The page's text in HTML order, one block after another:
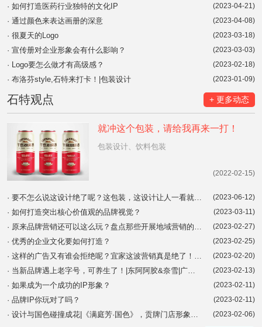
· 如何打造医药行业独特的文化IP (2023-04-21)
· 通过颜色来表达画册的深意 (2023-04-08)
· 很夏天的Logo (2023-03-18)
· 宣传册对企业形象会有什么影响？ (2023-03-03)
· Logo要怎么做才有高级感？ (2023-02-18)
· 布洛芬style,石特来打卡！|包装设计 (2023-01-09)
石特观点 + 更多动态
就冲这个包装，请给我再来一打！
包装设计、饮料包装
(2022-02-15)
· 要不怎么说这设计绝了呢？这包装，这设计让人一看就开心！你会Pick哪一个呢？ (2023-06-12)
· 如何打造突出核心价值观的品牌视觉？ (2023-03-11)
· 原来品牌营销还可以这么玩？盘点那些开展地域营销的品牌！|品牌营销案例 (2023-02-27)
· 优秀的企业文化要如何打造？ (2023-02-25)
· 这样的广告又有谁会拒绝呢？宜家这波营销真是绝了！|品牌营销案例分享 (2023-02-20)
· 当新品牌遇上老字号，可养生了！|东阿阿胶&奈雪|广告创意|品牌联名 (2023-02-13)
· 如果成为一个成功的IP形象？ (2023-02-11)
· 品牌IP你玩对了吗？ (2023-02-11)
· 设计与国色碰撞成花|《满庭芳·国色》，贡牌门店形象设计 (2023-02-06)